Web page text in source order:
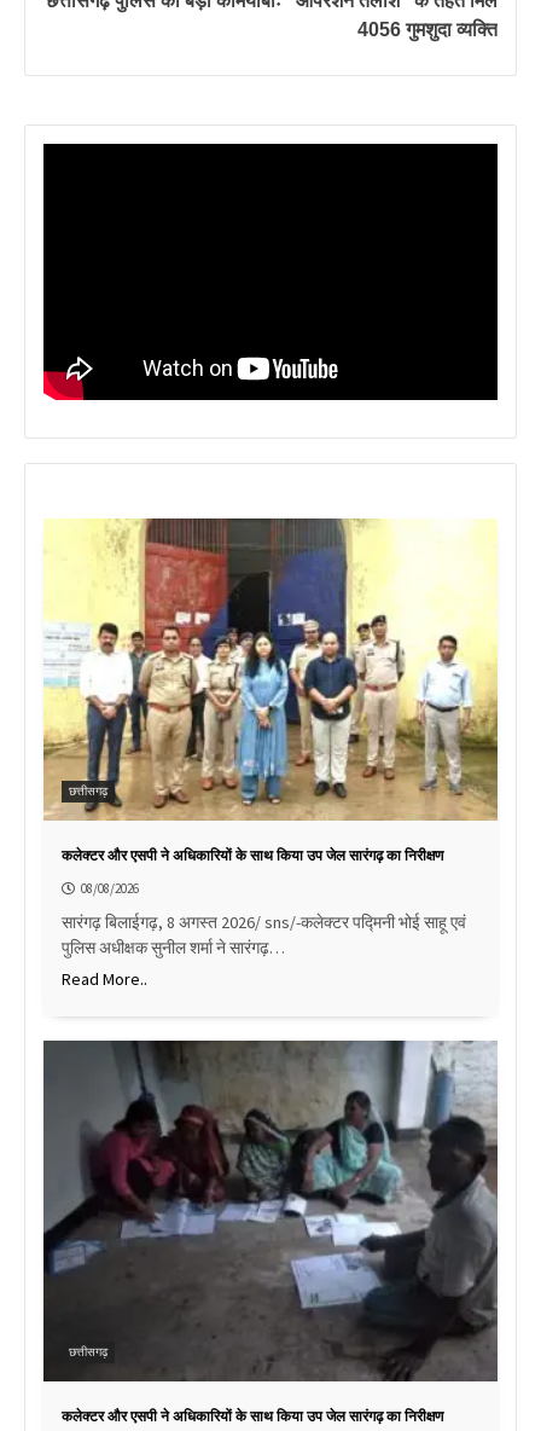
4056 गुमशुदा व्यक्ति
छत्तीसगढ़
कलेक्टर और एसपी ने अधिकारियों के साथ किया उप जेल सारंगढ़ का निरीक्षण
08/08/2026
सारंगढ़ बिलाईगढ़, 8 अगस्त 2026/ sns/-कलेक्टर पद्मिनी भोई साहू एवं
पुलिस अधीक्षक सुनील शर्मा ने सारंगढ़…
Read More..
छत्तीसगढ़
कलेक्टर और एसपी ने अधिकारियों के साथ किया उप जेल सारंगढ़ का निरीक्षण